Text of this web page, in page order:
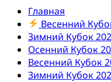
Главная
Весенний
Зимний Кубок
Осенний Кубок
Весенний Кубок
Зимний Кубок